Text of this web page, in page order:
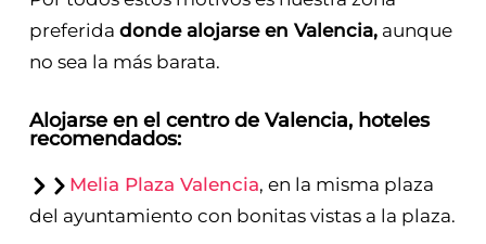
preferida donde alojarse en Valencia,aunque
no sea la más barata.
Alojarse en el centro de Valencia, hoteles
recomendados:
Melia Plaza Valencia, en la misma plaza
del ayuntamiento con bonitas vistas a la plaza.